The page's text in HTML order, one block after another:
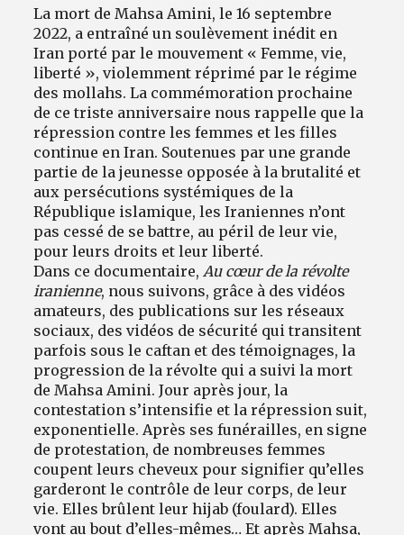
La mort de Mahsa Amini, le 16 septembre
2022, a entraîné un soulèvement inédit en
Iran porté par le mouvement « Femme, vie,
liberté », violemment réprimé par le régime
des mollahs. La commémoration prochaine
de ce triste anniversaire nous rappelle que la
répression contre les femmes et les filles
continue en Iran. Soutenues par une grande
partie de la jeunesse opposée à la brutalité et
aux persécutions systémiques de la
République islamique, les Iraniennes n’ont
pas cessé de se battre, au péril de leur vie,
pour leurs droits et leur liberté.
Dans ce documentaire, Au cœur de la révolte
iranienne, nous suivons, grâce à des vidéos
amateurs, des publications sur les réseaux
sociaux, des vidéos de sécurité qui transitent
parfois sous le caftan et des témoignages, la
progression de la révolte qui a suivi la mort
de Mahsa Amini. Jour après jour, la
contestation s’intensifie et la répression suit,
exponentielle. Après ses funérailles, en signe
de protestation, de nombreuses femmes
coupent leurs cheveux pour signifier qu’elles
garderont le contrôle de leur corps, de leur
vie. Elles brûlent leur hijab (foulard). Elles
vont au bout d’elles-mêmes… Et après Mahsa,